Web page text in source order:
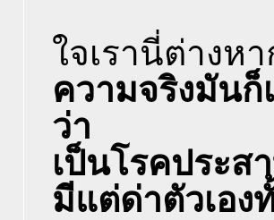
ใจเรานี่ต่างห
ความจริงมันก็
ว่า
เป็นโรคประส
มีแต่ด่าตัวเอง